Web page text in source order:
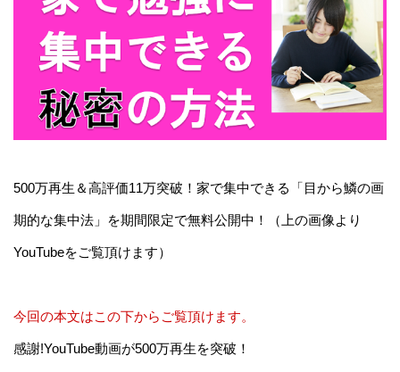
500万再生＆高評価11万突破！家で集中できる「目から鱗の画
期的な集中法」を期間限定で無料公開中！（上の画像より
YouTubeをご覧頂けます）
今回の本文はこの下からご覧頂けます。
感謝!YouTube動画が500万再生を突破！